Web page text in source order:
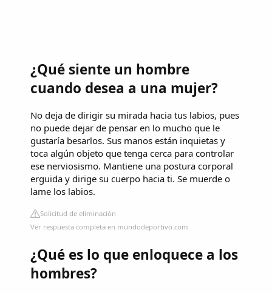
¿Qué siente un hombre
cuando desea a una mujer?
No deja de dirigir su mirada hacia tus labios, pues
no puede dejar de pensar en lo mucho que le
gustaría besarlos. Sus manos están inquietas y
toca algún objeto que tenga cerca para controlar
ese nerviosismo. Mantiene una postura corporal
erguida y dirige su cuerpo hacia ti. Se muerde o
lame los labios.
Solicitud de eliminación
Ver respuesta completa en mundodeportivo.com
¿Qué es lo que enloquece a los
hombres?